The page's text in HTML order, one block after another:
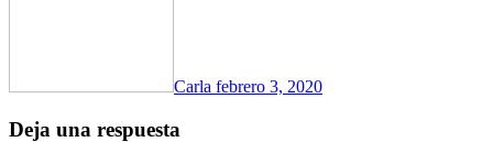
Carla febrero 3, 2020
Deja una respuesta